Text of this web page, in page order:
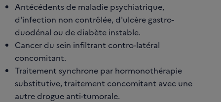
Antécédents de maladie psychiatrique,
d'infection non contrôlée, d'ulcère gastro-
duodénal ou de diabète instable.
Cancer du sein infiltrant contro-latéral
concomitant.
Traitement synchrone par hormonothérapie
substitutive, traitement concomitant avec une
autre drogue anti-tumorale.